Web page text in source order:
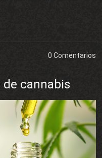
0 Comentarios
cannabis